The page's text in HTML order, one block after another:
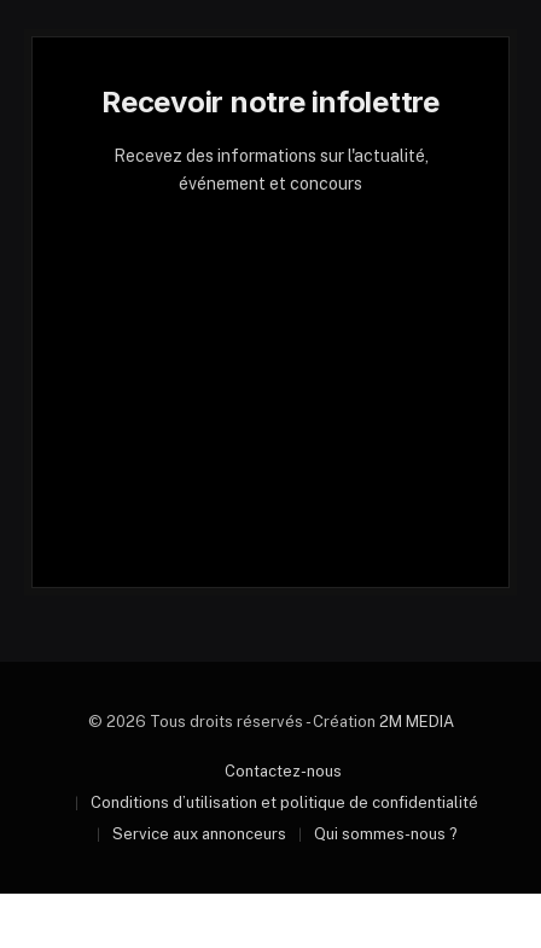
Recevoir notre infolettre
Recevez des informations sur l'actualité,
événement et concours
© 2026 Tous droits réservés - Création 2M MEDIA
Contactez-nous
Conditions d’utilisation et politique de confidentialité
Service aux annonceurs
Qui sommes-nous ?